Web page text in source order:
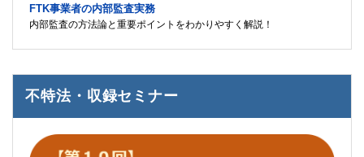
FTK事業者の内部監査実務
内部監査の方法論と重要ポイントをわかりやすく解説！
不特法・収録セミナー